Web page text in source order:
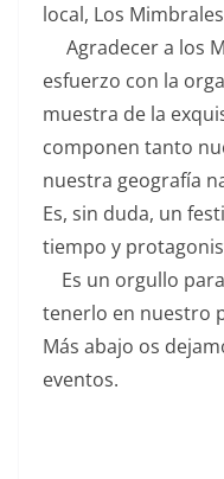
local, Los
Agradecer a los
esfuerzo con la
muestra de la
componen tanto
nuestra geografía
Es, sin duda, un
tiempo y
Es un orgullo
tenerlo en nuestro
Más abajo os
eventos.